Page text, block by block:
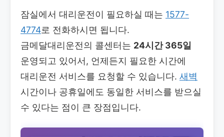
잠실에서 대리운전이 필요하실 때는 1577-
4774로 전화하시면 됩니다.
금메달대리운전의 콜센터는 24시간 365일
운영되고 있어서, 언제든지 필요한 시간에
대리운전 서비스를 요청할 수 있습니다. 새벽
시간이나 공휴일에도 동일한 서비스를 받으실
수 있다는 점이 큰 장점입니다.